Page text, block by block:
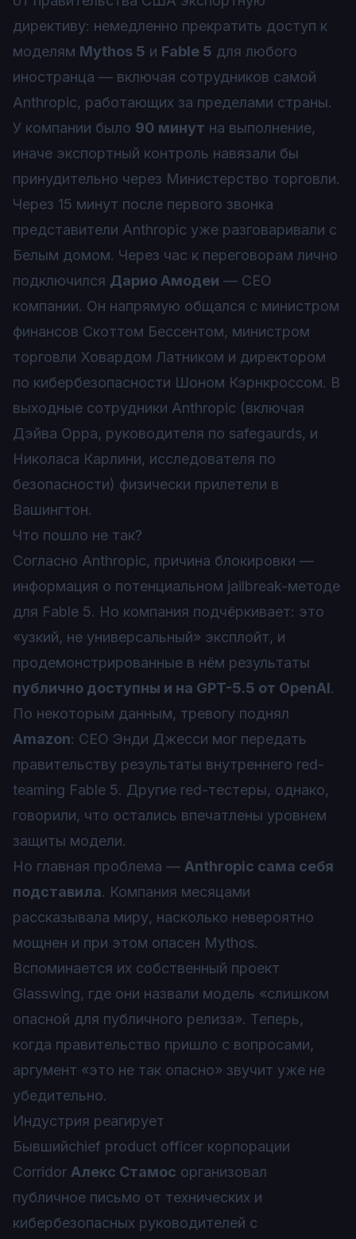
директиву: немедленно прекратить доступ к
моделям Mythos 5 и Fable 5 для любого
иностранца — включая сотрудников самой
Anthropic, работающих за пределами страны.
У компании было 90 минут на выполнение,
иначе экспортный контроль навязали бы
принудительно через Министерство торговли.
Через 15 минут после первого звонка
представители Anthropic уже разговаривали с
Белым домом. Через час к переговорам лично
подключился Дарио Амодеи — CEO
компании. Он напрямую общался с министром
финансов Скоттом Бессентом, министром
торговли Ховардом Латником и директором
по кибербезопасности Шоном Кэрнкроссом. В
выходные сотрудники Anthropic (включая
Дэйва Орра, руководителя по safegaurds, и
Николаса Карлини, исследователя по
безопасности) физически прилетели в
Вашингтон.
Что пошло не так?
Согласно Anthropic, причина блокировки —
информация о потенциальном jailbreak-методе
для Fable 5. Но компания подчёркивает: это
«узкий, не универсальный» эксплойт, и
продемонстрированные в нём результаты
публично доступны и на GPT-5.5 от OpenAI.
По некоторым данным, тревогу поднял
Amazon: CEO Энди Джесси мог передать
правительству результаты внутреннего red-
teaming Fable 5. Другие red-тестеры, однако,
говорили, что остались впечатлены уровнем
защиты модели.
Но главная проблема — Anthropic сама себя
подставила. Компания месяцами
рассказывала миру, насколько невероятно
мощнен и при этом опасен Mythos.
Вспоминается их собственный проект
Glasswing, где они назвали модель «слишком
опасной для публичного релиза». Теперь,
когда правительство пришло с вопросами,
аргумент «это не так опасно» звучит уже не
убедительно.
Индустрия реагирует
Бывшийchief product officer корпорации
Corridor Алекс Стамос организовал
публичное письмо от технических и
кибербезопасных руководителей с